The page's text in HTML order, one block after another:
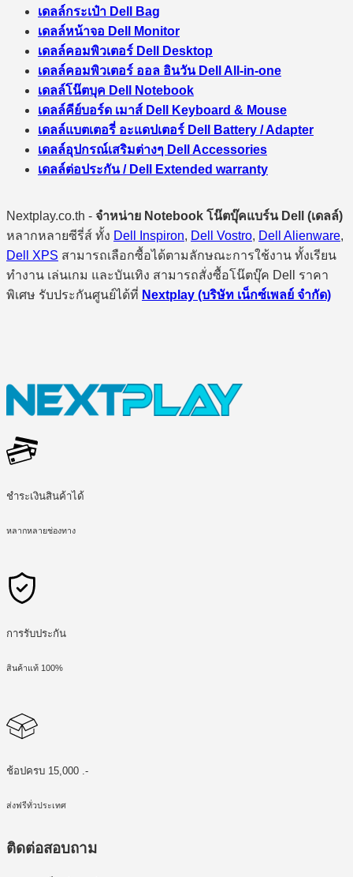
เดลล์กระเป๋า Dell Bag
เดลล์หน้าจอ Dell Monitor
เดลล์คอมพิวเตอร์ Dell Desktop
เดลล์คอมพิวเตอร์ ออล อินวัน Dell All-in-one
เดลล์โน๊ตบุค Dell Notebook
เดลล์คีย์บอร์ด เมาส์ Dell Keyboard & Mouse
เดลล์แบตเตอรี่ อะแดปเตอร์ Dell Battery / Adapter
เดลล์อุปกรณ์เสริมต่างๆ Dell Accessories
เดลล์ต่อประกัน / Dell Extended warranty
Nextplay.co.th - จำหน่าย Notebook โน๊ตบุ๊คแบร์น Dell (เดลล์)
หลากหลายซีรี่ส์ ทั้ง Dell Inspiron, Dell Vostro, Dell Alienware,
Dell XPS สามารถเลือกซื้อได้ตามลักษณะการใช้งาน ทั้งเรียน
ทำงาน เล่นเกม และบันเทิง สามารถสั่งซื้อโน๊ตบุ๊ค Dell ราคา
พิเศษ รับประกันศูนย์ได้ที่ Nextplay (บริษัท เน็กซ์เพลย์ จำกัด)
ชำระเงินสินค้าได้
หลากหลายช่องทาง
การรับประกัน
สินค้าแท้ 100%
ช้อปครบ 15,000 .-
ส่งฟรีทั่วประเทศ
ติดต่อสอบถาม